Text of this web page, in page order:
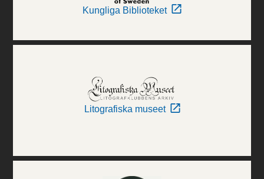
Kungliga Biblioteket
Litografiska museet